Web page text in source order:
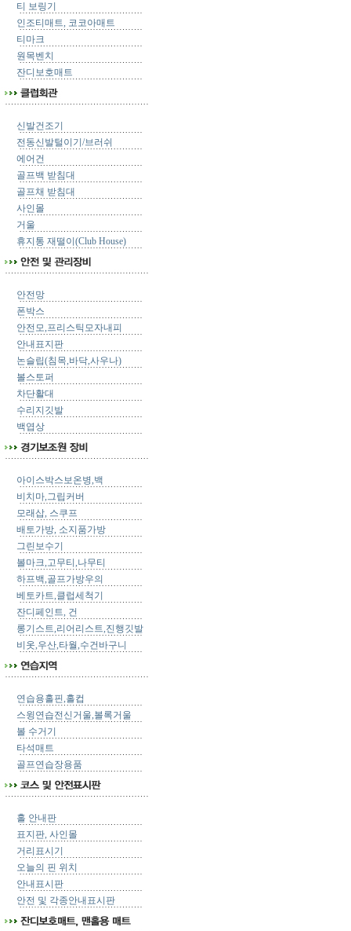
티 보링기
인조티매트, 코코아매트
티마크
원목벤치
잔디보호매트
신발건조기
전동신발털이기/브러쉬
에어건
골프백 받침대
골프채 받침대
사인몰
거울
휴지통 재떨이(Club House)
안전망
폰박스
안전모,프리스틱모자내피
안내표지판
논슬립(침목,바닥,사우나)
볼스토퍼
차단활대
수리지깃발
백엽상
아이스박스보온병,백
비치마,그립커버
모래삽, 스쿠프
배토가방, 소지품가방
그린보수기
볼마크,고무티,나무티
하프백,골프가방우의
베토카트,클럽세척기
잔디페인트, 건
롱기스트,리어리스트,진행깃발
비옷,우산,타월,수건바구니
연습용홀핀,홀컵
스윙연습전신거울,볼록거울
볼 수거기
타석매트
골프연습장용품
홀 안내판
표지판, 사인몰
거리표시기
오늘의 핀 위치
안내표시판
안전 및 각종안내표시판